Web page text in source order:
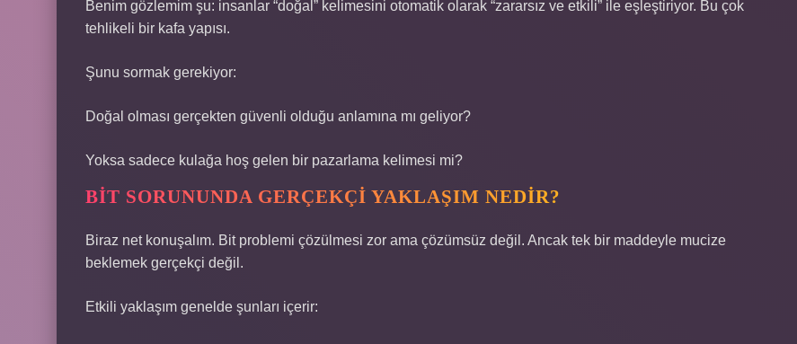
Benim gözlemim şu: insanlar “doğal” kelimesini otomatik olarak “zararsız ve etkili” ile eşleştiriyor. Bu çok
tehlikeli bir kafa yapısı.
Şunu sormak gerekiyor:
Doğal olması gerçekten güvenli olduğu anlamına mı geliyor?
Yoksa sadece kulağa hoş gelen bir pazarlama kelimesi mi?
BIT SORUNUNDA GERÇEKÇI YAKLAŞIM NEDIR?
Biraz net konuşalım. Bit problemi çözülmesi zor ama çözümsüz değil. Ancak tek bir maddeyle mucize
beklemek gerçekçi değil.
Etkili yaklaşım genelde şunları içerir: